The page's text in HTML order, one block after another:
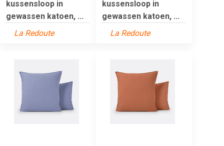
kussensloop in
gewassen katoen, ...
La Redoute
kussensloop in
gewassen katoen, ...
La Redoute